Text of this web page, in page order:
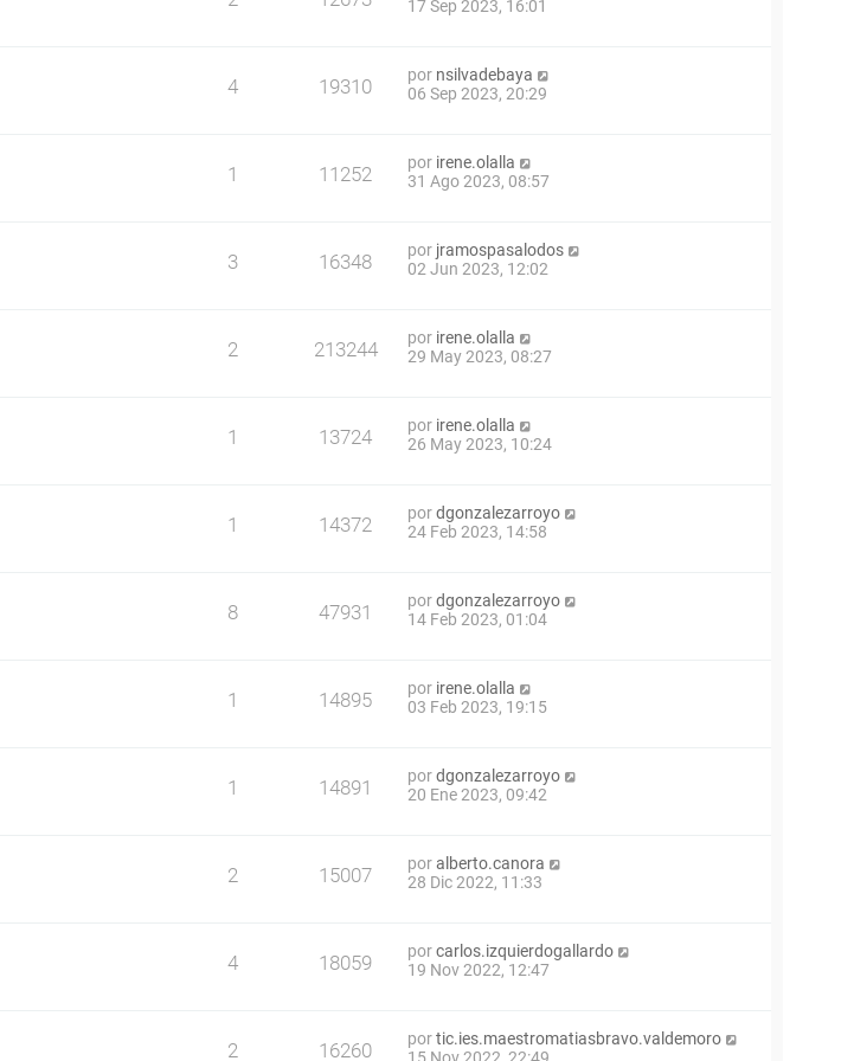
17 Sep 2023, 16:01
4 19310 por nsilvadebaya
06 Sep 2023, 20:29
1 11252 por irene.olalla
31 Ago 2023, 08:57
3 16348 por jramospasalodos
02 Jun 2023, 12:02
2 213244 por irene.olalla
29 May 2023, 08:27
1 13724 por irene.olalla
26 May 2023, 10:24
1 14372 pordgonzalezarroyo
24 Feb 2023, 14:58
8 47931 pordgonzalezarroyo
14 Feb 2023, 01:04
1 14895 por irene.olalla
03 Feb 2023, 19:15
1 14891 pordgonzalezarroyo
20 Ene 2023, 09:42
2 15007 poralberto.canora
28 Dic 2022, 11:33
4 18059 porcarlos.izquierdogallardo
19 Nov 2022, 12:47
2 16260 portic.ies.maestromatiasbravo.valdemoro